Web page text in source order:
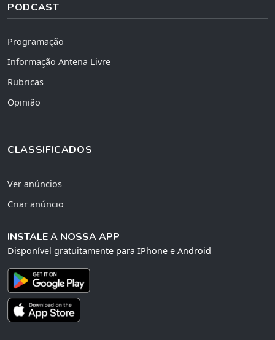
PODCAST
Programação
Informação Antena Livre
Rubricas
Opinião
CLASSIFICADOS
Ver anúncios
Criar anúncio
INSTALE A NOSSA APP
Disponível gratuitamente para IPhone e Android